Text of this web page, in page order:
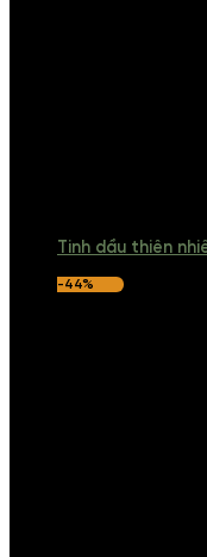
Tinh dầu thiên
-44%